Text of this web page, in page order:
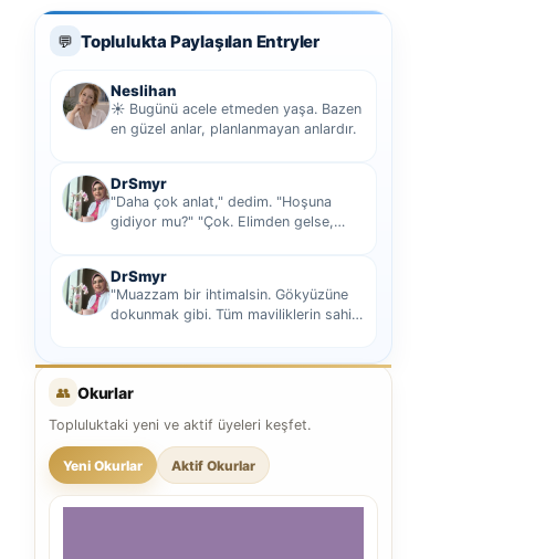
💬 Toplulukta Paylaşılan Entryler
Neslihan
☀️ Bugünü acele etmeden yaşa. Bazen
en güzel anlar, planlanmayan anlardır.
DrSmyr
"Daha çok anlat," dedim. "Hoşuna
gidiyor mu?" "Çok. Elimden gelse,
DrSmyr
"Muazzam bir ihtimalsin. Gökyüzüne
dokunmak gibi. Tüm maviliklerin sahibi
👥 Okurlar
Topluluktaki yeni ve aktif üyeleri keşfet.
Yeni Okurlar Aktif Okurlar